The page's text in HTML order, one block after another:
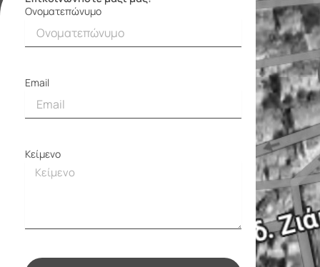
Φόρμα
επικοινωνίας
Ονοματεπώνυμο
Email
Κείμενο